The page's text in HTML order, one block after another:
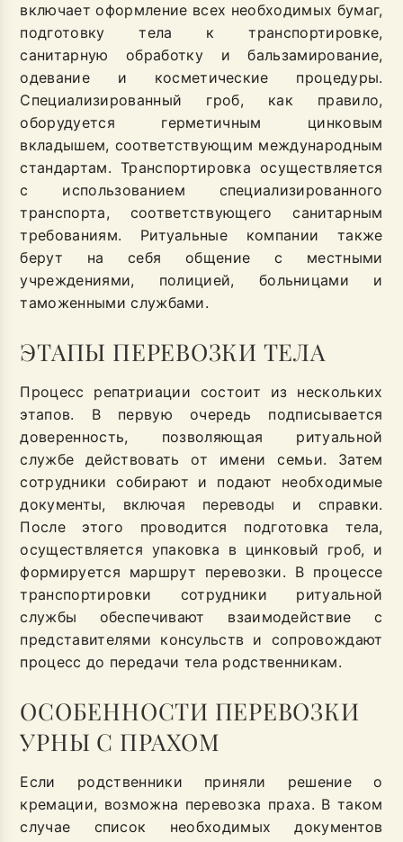
включает оформление всех необходимых бумаг,
подготовку тела к транспортировке,
санитарную обработку и бальзамирование,
одевание и косметические процедуры.
Специализированный гроб, как правило,
оборудуется герметичным цинковым
вкладышем, соответствующим международным
стандартам. Транспортировка осуществляется
с использованием специализированного
транспорта, соответствующего санитарным
требованиям. Ритуальные компании также
берут на себя общение с местными
учреждениями, полицией, больницами и
таможенными службами.
ЭТАПЫ ПЕРЕВОЗКИ ТЕЛА
Процесс репатриации состоит из нескольких
этапов. В первую очередь подписывается
доверенность, позволяющая ритуальной
службе действовать от имени семьи. Затем
сотрудники собирают и подают необходимые
документы, включая переводы и справки.
После этого проводится подготовка тела,
осуществляется упаковка в цинковый гроб, и
формируется маршрут перевозки. В процессе
транспортировки сотрудники ритуальной
службы обеспечивают взаимодействие с
представителями консульств и сопровождают
процесс до передачи тела родственникам.
ОСОБЕННОСТИ ПЕРЕВОЗКИ
УРНЫ С ПРАХОМ
Если родственники приняли решение о
кремации, возможна перевозка праха. В таком
случае список необходимых документов